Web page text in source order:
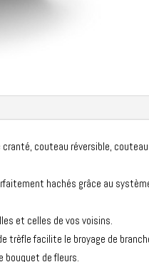
cranté, couteau réversible,
hachés grâce au
et celles de vos voisins.
trèfle facilite le broyage de
bouquet de fleurs.